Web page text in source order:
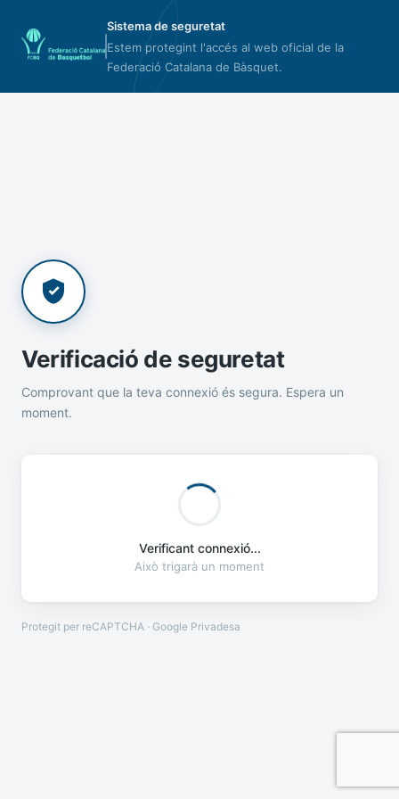
Sistema de seguretat
Estem protegint l'accés al web oficial de la
Federació Catalana de Bàsquet.
Verificació de seguretat
Comprovant que la teva connexió és segura. Espera un
moment.
Verificant connexió...
Això trigarà un moment
Protegit per reCAPTCHA · Google Privadesa